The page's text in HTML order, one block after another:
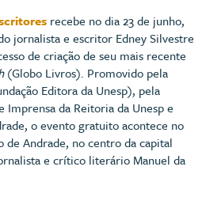
recebe no dia 23 de junho,
jornalista e escritor Edney Silvestre
de criação de seu mais recente
(Globo Livros). Promovido pela
Editora da Unesp), pela
Imprensa da Reitoria da Unesp e
o evento gratuito acontece no
Andrade, no centro da capital
e crítico literário Manuel da